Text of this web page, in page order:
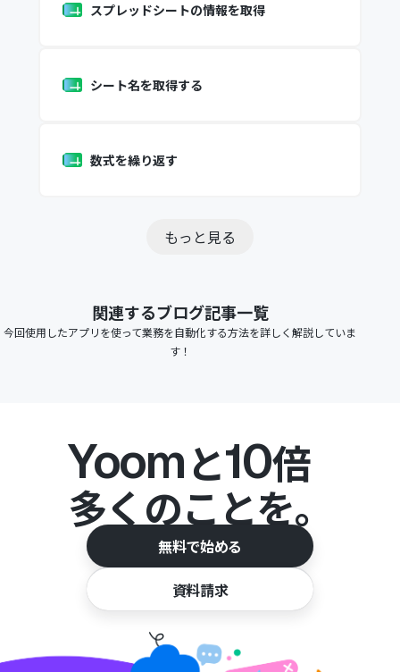
スプレッドシートの情報を取得
シート名を取得する
数式を繰り返す
もっと見る
関連するブログ記事一覧
今回使用したアプリを使って業務を自動化する方法を詳しく解説していま
す！
Yoomと10倍
多くのことを。
無料で始める
資料請求